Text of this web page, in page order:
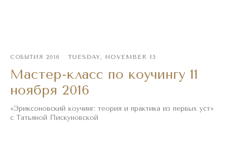
СОБЫТИЯ 2016 TUESDAY, NOVEMBER 15
Мастер-класс по коучингу 11
ноября 2016
«Эриксоновский коучинг: теория и практика из первых уст»
с Татьяной Пискуновской